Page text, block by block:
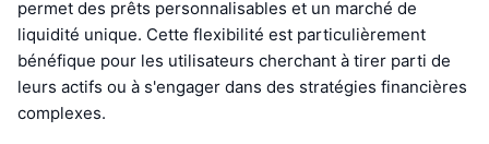
permet des prêts personnalisables et un marché de
liquidité unique. Cette flexibilité est particulièrement
bénéfique pour les utilisateurs cherchant à tirer parti de
leurs actifs ou à s'engager dans des stratégies financières
complexes.